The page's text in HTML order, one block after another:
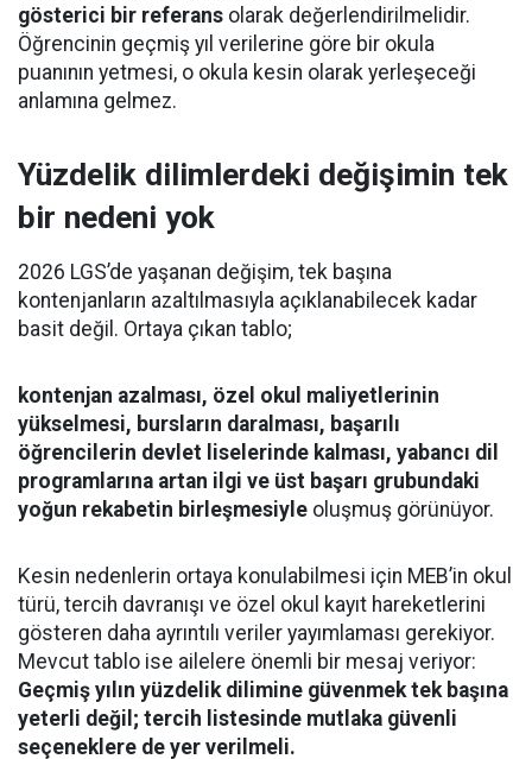
gösterici bir referans olarak değerlendirilmelidir.
Öğrencinin geçmiş yıl verilerine göre bir okula
puanının yetmesi, o okula kesin olarak yerleşeceği
anlamına gelmez.
Yüzdelik dilimlerdeki değişimin tek
bir nedeni yok
2026 LGS’de yaşanan değişim, tek başına
kontenjanların azaltılmasıyla açıklanabilecek kadar
basit değil. Ortaya çıkan tablo;
kontenjan azalması, özel okul maliyetlerinin
yükselmesi, bursların daralması, başarılı
öğrencilerin devlet liselerinde kalması, yabancı dil
programlarına artan ilgi ve üst başarı grubundaki
yoğun rekabetin birleşmesiyle oluşmuş görünüyor.
Kesin nedenlerin ortaya konulabilmesi için MEB’in okul
türü, tercih davranışı ve özel okul kayıt hareketlerini
gösteren daha ayrıntılı veriler yayımlaması gerekiyor.
Mevcut tablo ise ailelere önemli bir mesaj veriyor:
Geçmiş yılın yüzdelik dilimine güvenmek tek başına
yeterli değil; tercih listesinde mutlaka güvenli
seçeneklere de yer verilmeli.